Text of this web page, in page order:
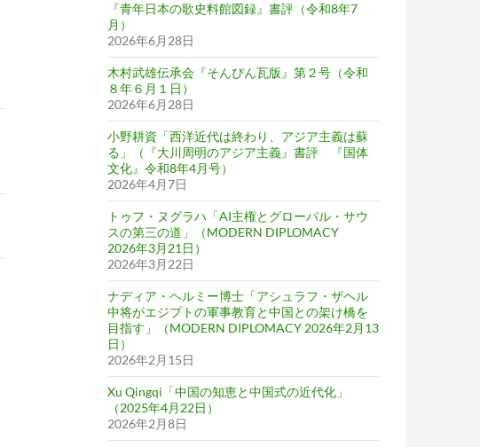
『青年日本の歌史料館図録』書評（令和8年7
月）
2026年6月28日
木村武雄伝承会『そんぴん瓦版』第２号（令和
８年６月１日）
2026年6月28日
小野耕資「西洋近代は終わり、アジア主義は蘇
る」（『大川周明のアジア主義』書評 『国体
文化』令和8年4月号）
2026年4月7日
トゥフ・ヌグラハ「AI主権とグローバル・サウ
スの第三の道」（MODERN DIPLOMACY
2026年3月21日）
2026年3月22日
ナディア・ヘルミー博士「アシュラフ・ザヘル
中将がエジプトの軍事教育と中国との架け橋を
目指す」（MODERN DIPLOMACY 2026年2月13
日）
2026年2月15日
Xu Qingqi「中国の知恵と中国式の近代化」
（2025年4月22日）
2026年2月8日